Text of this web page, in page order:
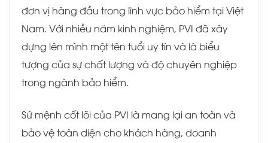
đơn vị hàng đầu trong lĩnh vực bảo hiểm tại Việt
Nam. Với nhiều năm kinh nghiệm, PVI đã xây
dựng lên mình một tên tuổi uy tín và là biểu
tượng của sự chất lượng và độ chuyên nghiệp
trong ngành bảo hiểm.
Sứ mệnh cốt lõi của PVI là mang lại an toàn và
bảo vệ toàn diện cho khách hàng, doanh